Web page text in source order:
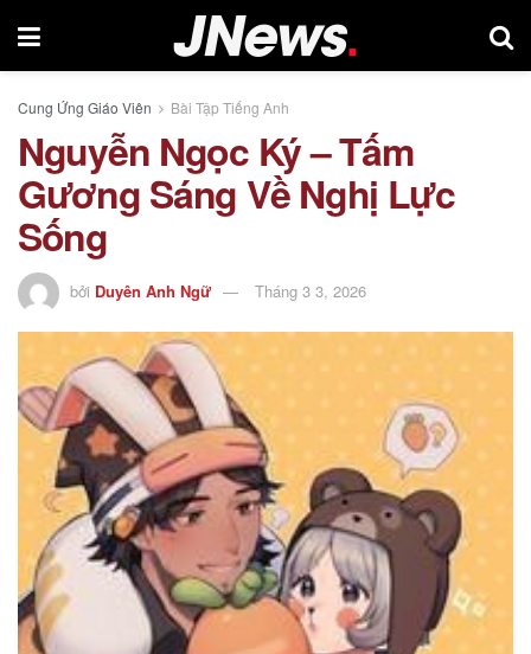
Cung Ứng Giáo Viên Bài Tập Tiếng Anh
Nguyễn Ngọc Ký – Tấm
Gương Sáng Về Nghị Lực
Sống
bởi Duyên Anh Ngữ Tháng 3 3, 2026